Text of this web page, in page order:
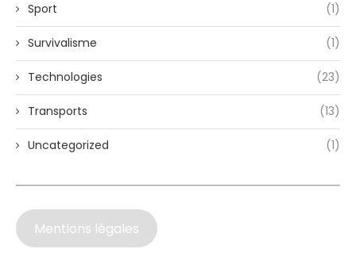
Sport (1)
Survivalisme (1)
Technologies (23)
Transports (13)
Uncategorized (1)
Mentions légales